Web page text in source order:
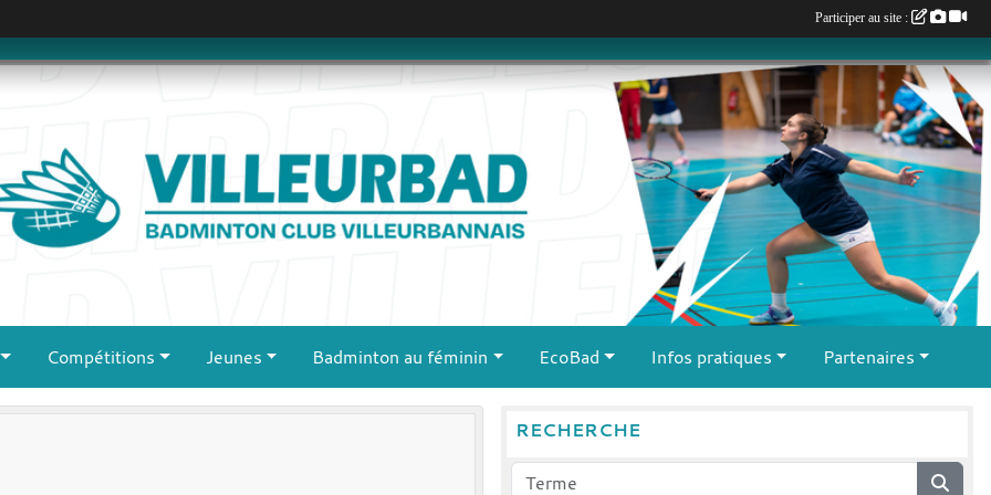
Compétitions Jeunes Badminton au féminin EcoBad Infos pratiques Partenaires
RECHERCHE
Participer au site :